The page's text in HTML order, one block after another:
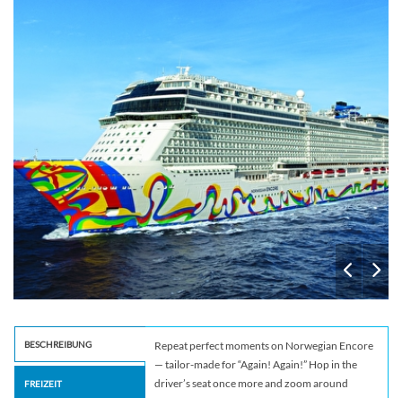
BESCHREIBUNG
FREIZEIT
Repeat perfect moments on Norwegian Encore
— tailor-made for “Again! Again!” Hop in the
driver’s seat once more and zoom around